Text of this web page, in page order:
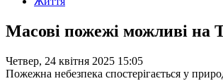
Масові пожежі можливі на
Четвер, 24 квітня 2025 15:05
Пожежна небезпека спостерігається у